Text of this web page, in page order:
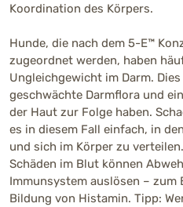
Koordination des Körpers.
Hunde, die nach dem 5-E™
zugeordnet werden, haben
Ungleichgewicht im Darm.
geschwächte Darmflora und
der Haut zur Folge haben.
es in diesem Fall einfach, in
und sich im Körper zu
Schäden im Blut können
Immunsystem auslösen – zum
Bildung von Histamin. Tipp: